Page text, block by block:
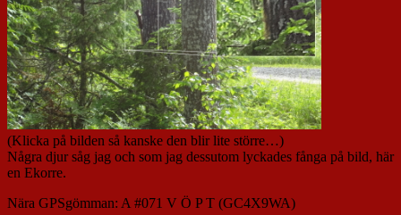
(Klicka på bilden så kanske den blir lite större…)
Några djur såg jag och som jag dessutom lyckades fånga på bild, här
en Ekorre.
Nära GPSgömman: A #071 V Ö P T (GC4X9WA)